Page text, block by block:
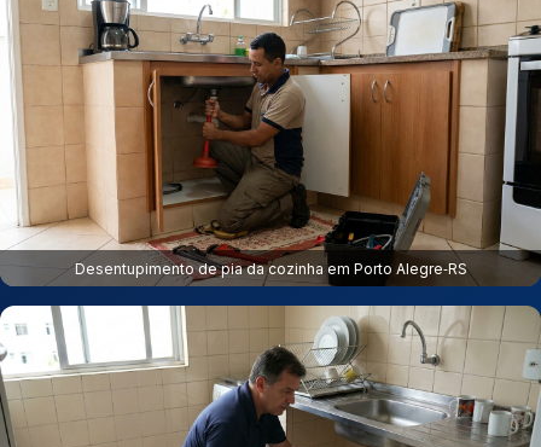
Desentupimento de pia da cozinha em Porto Alegre‑RS